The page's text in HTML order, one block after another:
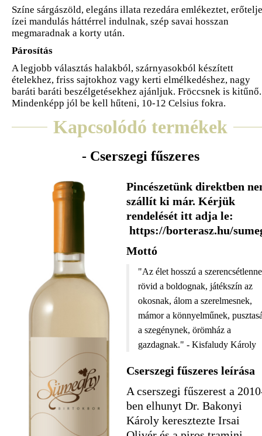
Színe sárgászöld, elegáns illata rezedára emlékeztet,
ízei mandulás háttérrel indulnak, szép savai hosszan
megmaradnak a korty után.
Párosítás
A legjobb választás halakból, szárnyasokból készített
ételekhez, friss sajtokhoz vagy kerti elmélkedéshez, nagy
baráti baráti beszélgetésekhez ajánljuk. Fröccsnek is kitűnő.
Mindenképp jól be kell hűteni, 10-12 Celsius fokra.
Kapcsolódó termékek
- Cserszegi fűszeres
Pincészetünk direktben
szállít ki már. Kérjük
rendelését itt adja le:
https://borterasz.hu/
Mottó
"Az élet hosszú a
rövid a boldognak, játékszín az
okosnak, álom a szerelmesnek,
mámor a könnyelműnek,
a szegénynek, örömház a
gazdagnak." - Kisfaludy Károly
Cserszegi fűszeres leírása
A cserszegi fűszerest a
ben elhunyt Dr. Bakonyi
Károly keresztezte Irsai